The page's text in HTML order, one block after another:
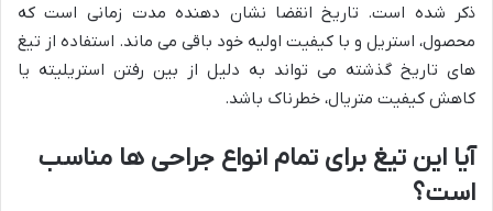
ذکر شده است. تاریخ انقضا نشان دهنده مدت زمانی است که
محصول، استریل و با کیفیت اولیه خود باقی می ماند. استفاده از تیغ
های تاریخ گذشته می تواند به دلیل از بین رفتن استریلیته یا
کاهش کیفیت متریال، خطرناک باشد.
آیا این تیغ برای تمام انواع جراحی ها مناسب
است؟